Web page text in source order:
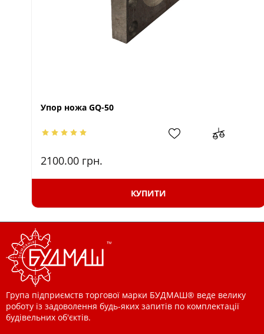
Упор ножа GQ-50
2100.00 грн.
КУПИТИ
Група підприємств торгової марки БУДМАШ® веде велику
роботу із задоволення будь-яких запитів по комплектації
будівельних об'єктів.